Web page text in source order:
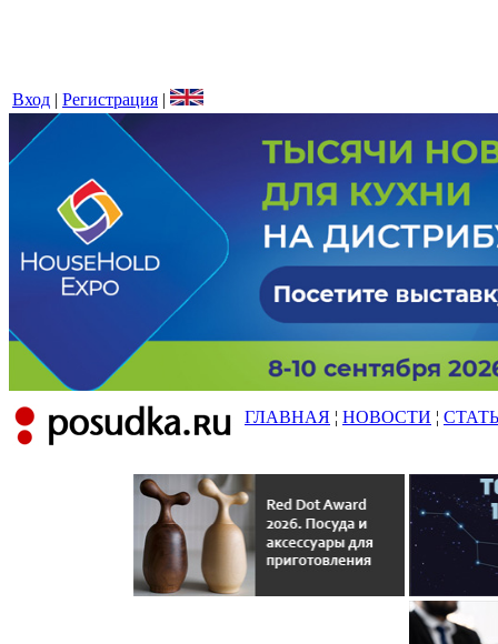
Вход | Регистрация |
ГЛАВНАЯ ¦ НОВОСТИ ¦